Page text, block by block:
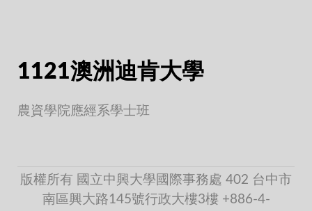
1121澳洲迪肯大學
農資學院應經系學士班
版權所有 國立中興大學國際事務處 402 台中市
南區興大路145號行政大樓3樓 +886-4-